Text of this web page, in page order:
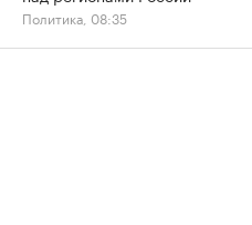
Политика, 08:35